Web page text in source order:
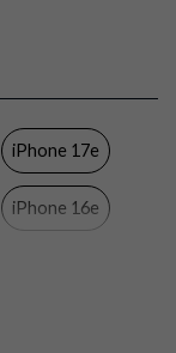
Genomskinlig
Härdat glas
iPhone 17e
iPhone 16e